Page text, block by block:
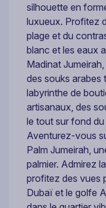
silhouette en
luxueux. Profitez
plage et du
blanc et les eaux
Madinat
des souks arabes
labyrinthe de
artisanaux, des
le tout sur fond
Aventurez-vous
Palm Jumeirah,
palmier. Admirez
profitez des vues
Dubaï et le golfe